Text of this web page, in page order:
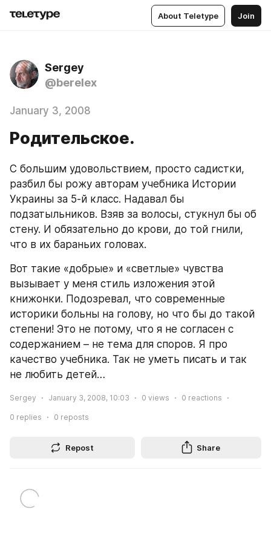
About Teletype Join
Sergey
@berelex
January 3, 2008
Родительское.
С большим удовольствием, просто садистки,
разбил бы рожу авторам учебника Истории
Украины за 5-й класс. Надавал бы
подзатыльников. Взяв за волосы, стукнул бы об
стену. И обязательно до крови, до той гнили,
что в их бараньих головах.
Вот такие «добрые» и «светлые» чувства
вызывает у меня стиль изложения этой
книжонки. Подозревал, что современные
историки больны на голову, но что бы до такой
степени! Это не потому, что я не согласен с
содержанием – не тема для споров. Я про
качество учебника. Так не уметь писать и так
не любить детей…
Sergey January 3, 2008, 10:03 0 views 0 reactions
0 replies 0 reposts
Repost Share